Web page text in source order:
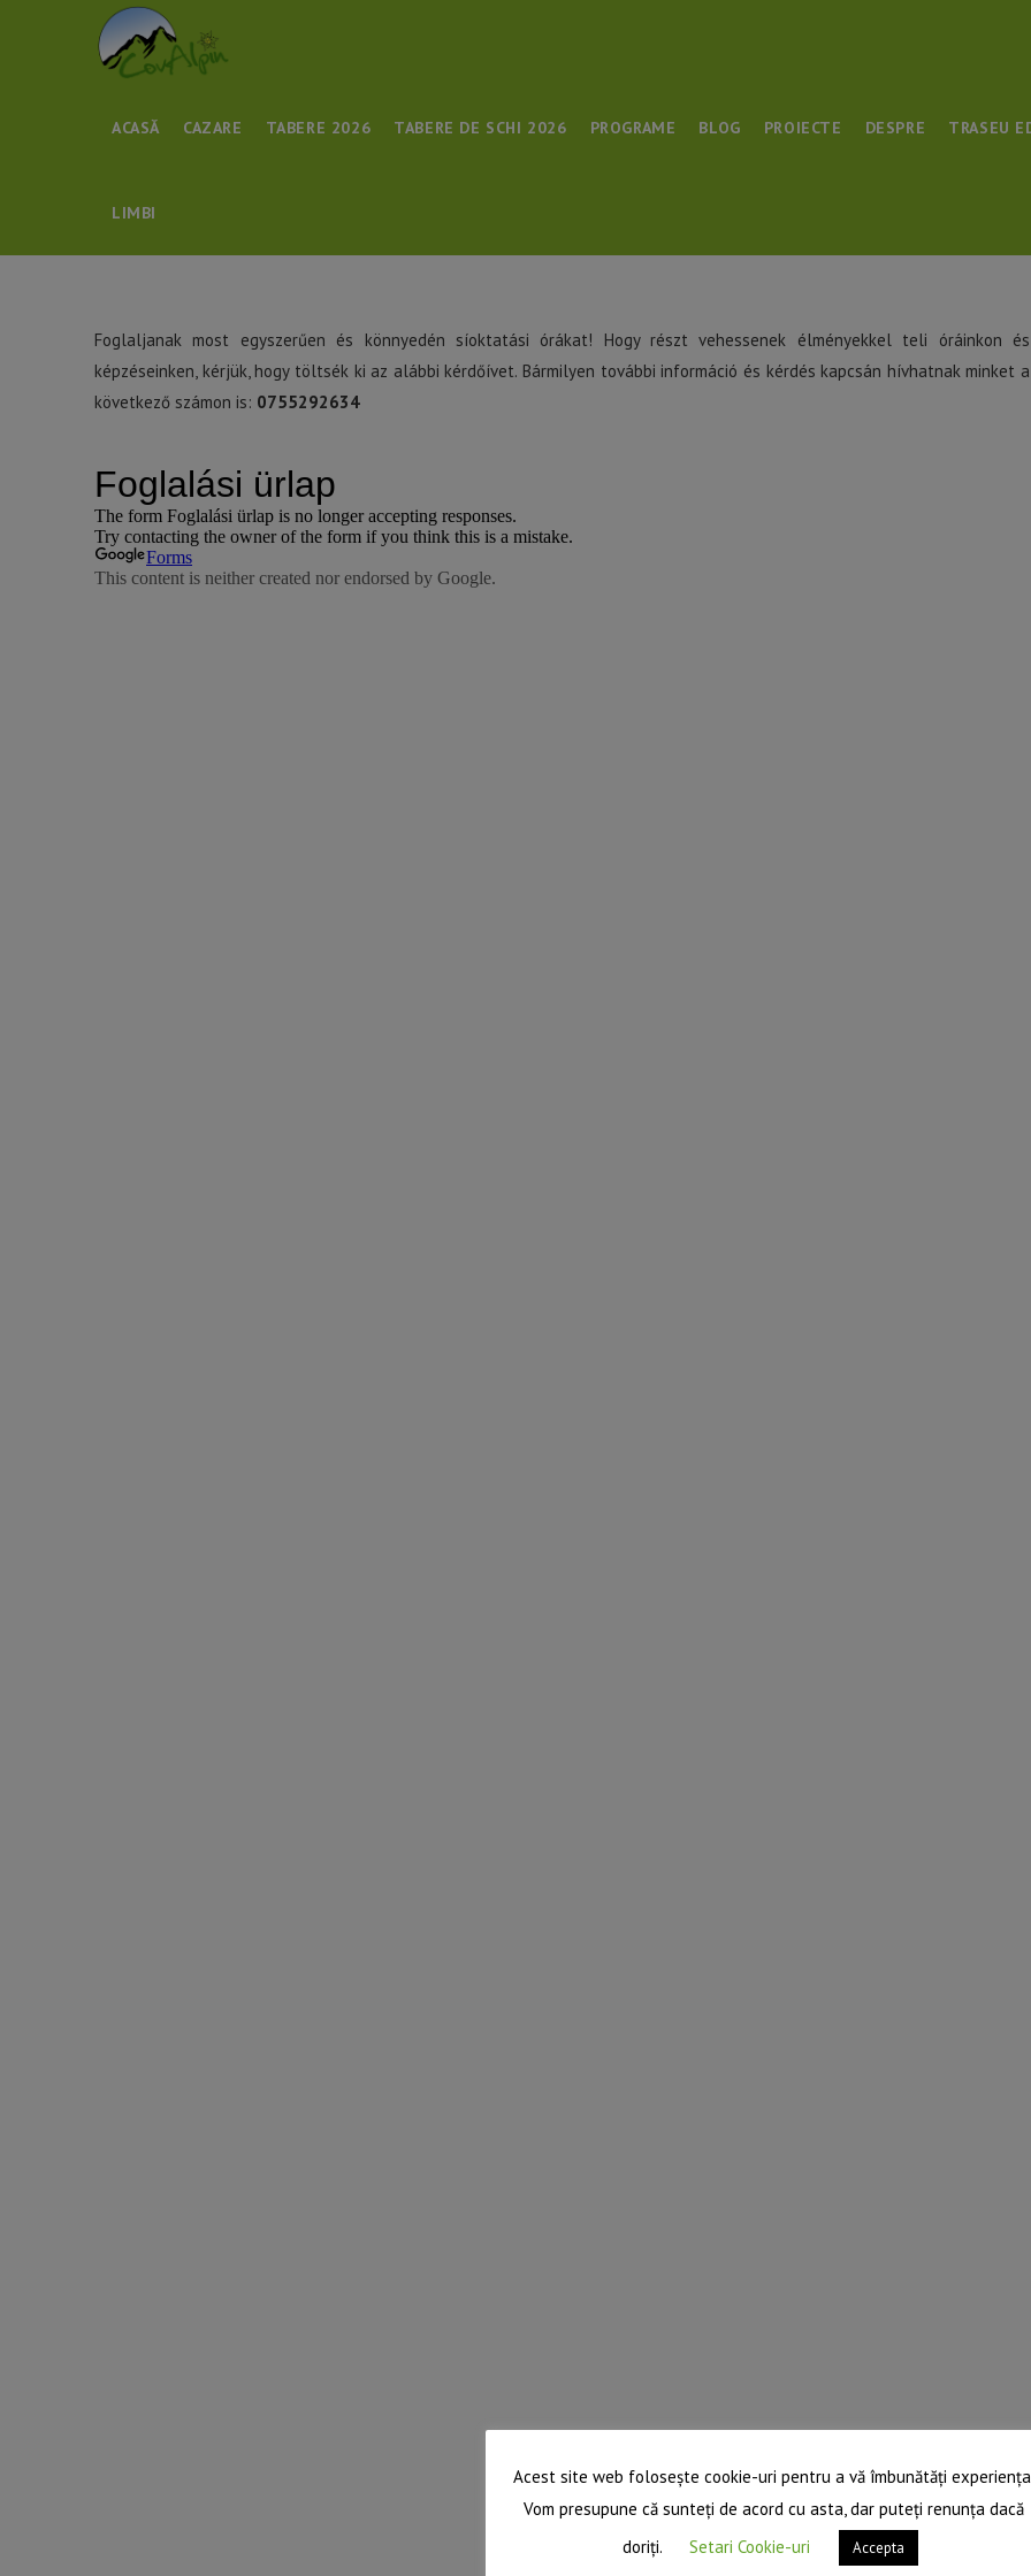
ACASĂ CAZARE TABERE 2026 TABERE DE SCHI 2026 PROGRAME BLOG PROIECTE DESPRE TRASEU
LIMBI
Foglaljanak most egyszerűen és könnyedén síoktatási órákat! Hogy részt vehessenek élményekkel teli óráinkon és
képzéseinken, kérjük, hogy töltsék ki az alábbi kérdőívet. Bármilyen további információ és kérdés kapcsán hívhatnak minket a
következő számon is: 0755292634
Acest site web folosește cookie-uri pentru a vă îmbunătăți
Vom presupune că sunteți de acord cu asta, dar puteți renunța dacă
doriți.
Setari Cookie-uri Accepta